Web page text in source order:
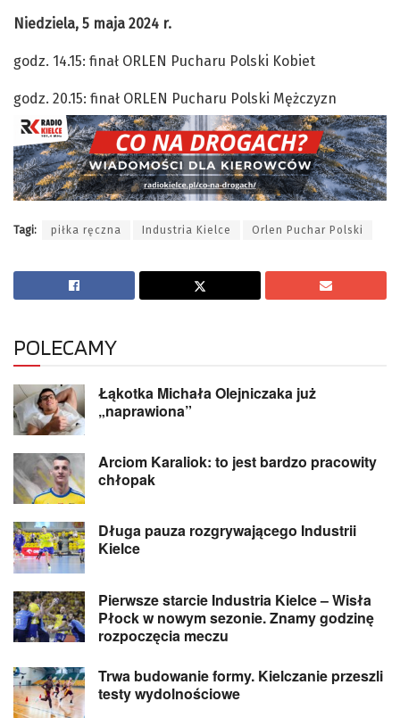
Niedziela, 5 maja 2024 r.
godz. 14.15: finał ORLEN Pucharu Polski Kobiet
godz. 20.15: finał ORLEN Pucharu Polski Mężczyzn
Tagi: piłka ręczna Industria Kielce Orlen Puchar Polski
POLECAMY
Łąkotka Michała Olejniczaka już
„naprawiona”
Arciom Karaliok: to jest bardzo pracowity
chłopak
Długa pauza rozgrywającego Industrii
Kielce
Pierwsze starcie Industria Kielce – Wisła
Płock w nowym sezonie. Znamy godzinę
rozpoczęcia meczu
Trwa budowanie formy. Kielczanie przeszli
testy wydolnościowe